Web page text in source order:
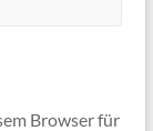
Browser für